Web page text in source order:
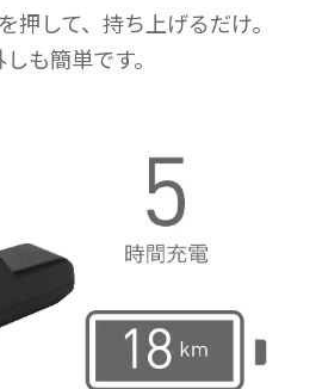
押して、持ち上げるだけ。
も簡単です。